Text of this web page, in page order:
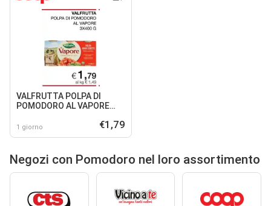
VALFRUTTA POLPA DI
POMODORO AL VAPORE
1 giorno €1,79
Negozi con Pomodoro nel loro assortimento